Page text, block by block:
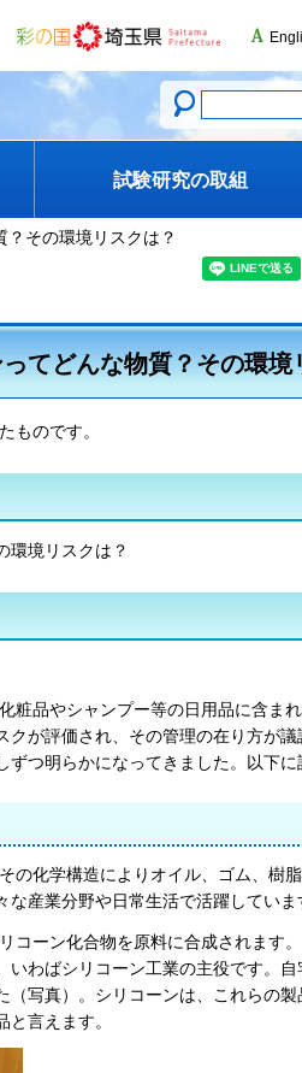
試験研究の取組
その環境リスクは？
てどんな物質？その環境
ものです。
環境リスクは？
粧品やシャンプー等の日用品に含ま
が評価され、その管理の在り方が
つ明らかになってきました。以下に
の化学構造によりオイル、ゴム、樹
産業分野や日常生活で活躍していま
コーン化合物を原料に合成されます
わばシリコーン工業の主役です。
写真）。シリコーンは、これらの
言えます。